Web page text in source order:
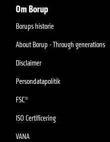
Om Borup
Borups historie
About Borup - Through generations
Disclaimer
Persondatapolitik
FSC®
ISO Certificering
VANA